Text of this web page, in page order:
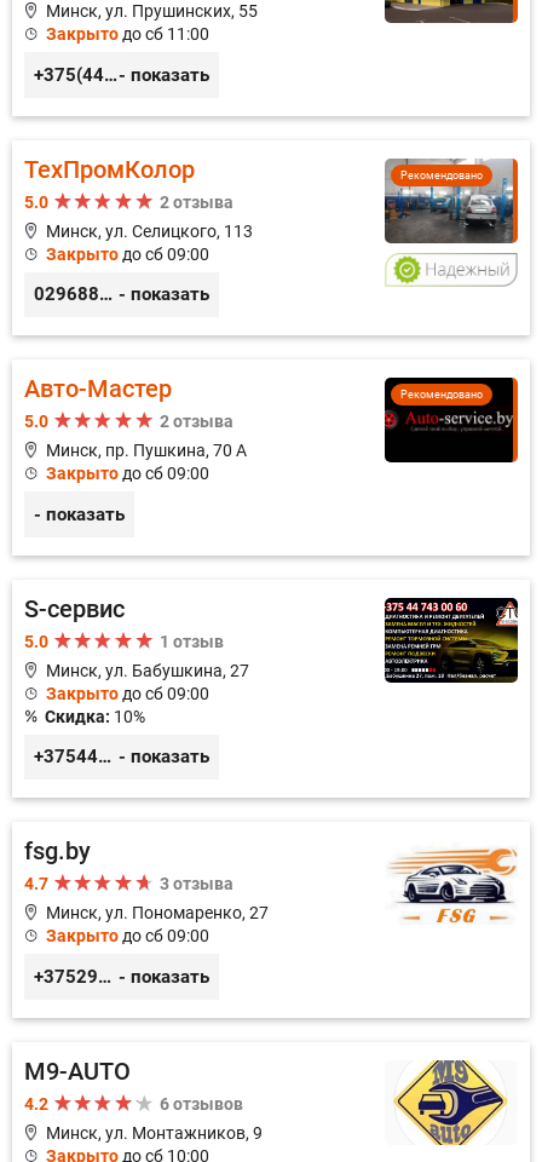
Минск, ул. Прушинских, 55
Закрыто до сб 11:00
+375(44) 559-27-77- показать
Рекомендовано
ТехПромКолор
5.0
2 отзыва
Минск, ул. Селицкого, 113
Закрыто до сб 09:00
0296889898 - показать
Рекомендовано
Авто-Мастер
5.0
2 отзыва
Минск, пр. Пушкина, 70 А
Закрыто до сб 09:00
- показать
S-сервис
5.0
1 отзыв
Минск, ул. Бабушкина, 27
Закрыто до сб 09:00
Скидка: 10%
+375447430060 - показать
fsg.by
4.7
3 отзыва
Минск, ул. Пономаренко, 27
Закрыто до сб 09:00
+375291882338 - показать
M9-AUTO
4.2
6 отзывов
Минск, ул. Монтажников, 9
Закрыто до сб 10:00